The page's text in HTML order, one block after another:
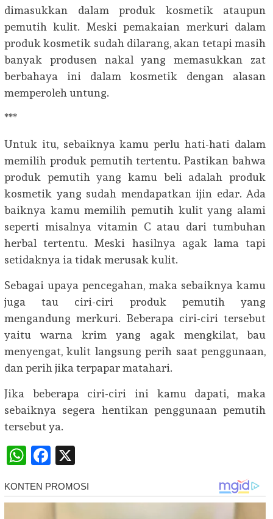
dimasukkan dalam produk kosmetik ataupun
pemutih kulit. Meski pemakaian merkuri dalam
produk kosmetik sudah dilarang, akan tetapi masih
banyak produsen nakal yang memasukkan zat
berbahaya ini dalam kosmetik dengan alasan
memperoleh untung.
***
Untuk itu, sebaiknya kamu perlu hati-hati dalam
memilih produk pemutih tertentu. Pastikan bahwa
produk pemutih yang kamu beli adalah produk
kosmetik yang sudah mendapatkan ijin edar. Ada
baiknya kamu memilih pemutih kulit yang alami
seperti misalnya vitamin C atau dari tumbuhan
herbal tertentu. Meski hasilnya agak lama tapi
setidaknya ia tidak merusak kulit.
Sebagai upaya pencegahan, maka sebaiknya kamu
juga tau ciri-ciri produk pemutih yang
mengandung merkuri. Beberapa ciri-ciri tersebut
yaitu warna krim yang agak mengkilat, bau
menyengat, kulit langsung perih saat penggunaan,
dan perih jika terpapar matahari.
Jika beberapa ciri-ciri ini kamu dapati, maka
sebaiknya segera hentikan penggunaan pemutih
tersebut ya.
WhatsApp
Facebook